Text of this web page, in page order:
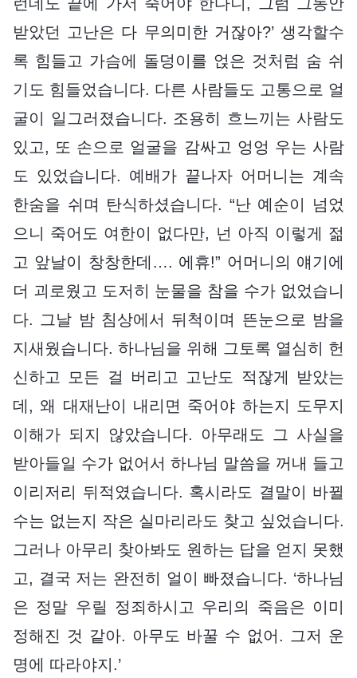
받았던 고난은 다 무의미한 거잖아?’ 생각할수
록 힘들고 가슴에 돌덩이를 얹은 것처럼 숨 쉬
기도 힘들었습니다. 다른 사람들도 고통으로 얼
굴이 일그러졌습니다. 조용히 흐느끼는 사람도
있고, 또 손으로 얼굴을 감싸고 엉엉 우는 사람
도 있었습니다. 예배가 끝나자 어머니는 계속
한숨을 쉬며 탄식하셨습니다. “난 예순이 넘었
으니 죽어도 여한이 없다만, 넌 아직 이렇게 젊
고 앞날이 창창한데…. 에휴!” 어머니의 얘기에
더 괴로웠고 도저히 눈물을 참을 수가 없었습니
다. 그날 밤 침상에서 뒤척이며 뜬눈으로 밤을
지새웠습니다. 하나님을 위해 그토록 열심히 헌
신하고 모든 걸 버리고 고난도 적잖게 받았는
데, 왜 대재난이 내리면 죽어야 하는지 도무지
이해가 되지 않았습니다. 아무래도 그 사실을
받아들일 수가 없어서 하나님 말씀을 꺼내 들고
이리저리 뒤적였습니다. 혹시라도 결말이 바뀔
수는 없는지 작은 실마리라도 찾고 싶었습니다.
그러나 아무리 찾아봐도 원하는 답을 얻지 못했
고, 결국 저는 완전히 얼이 빠졌습니다. ‘하나님
은 정말 우릴 정죄하시고 우리의 죽음은 이미
정해진 것 같아. 아무도 바꿀 수 없어. 그저 운
명에 따라야지.’